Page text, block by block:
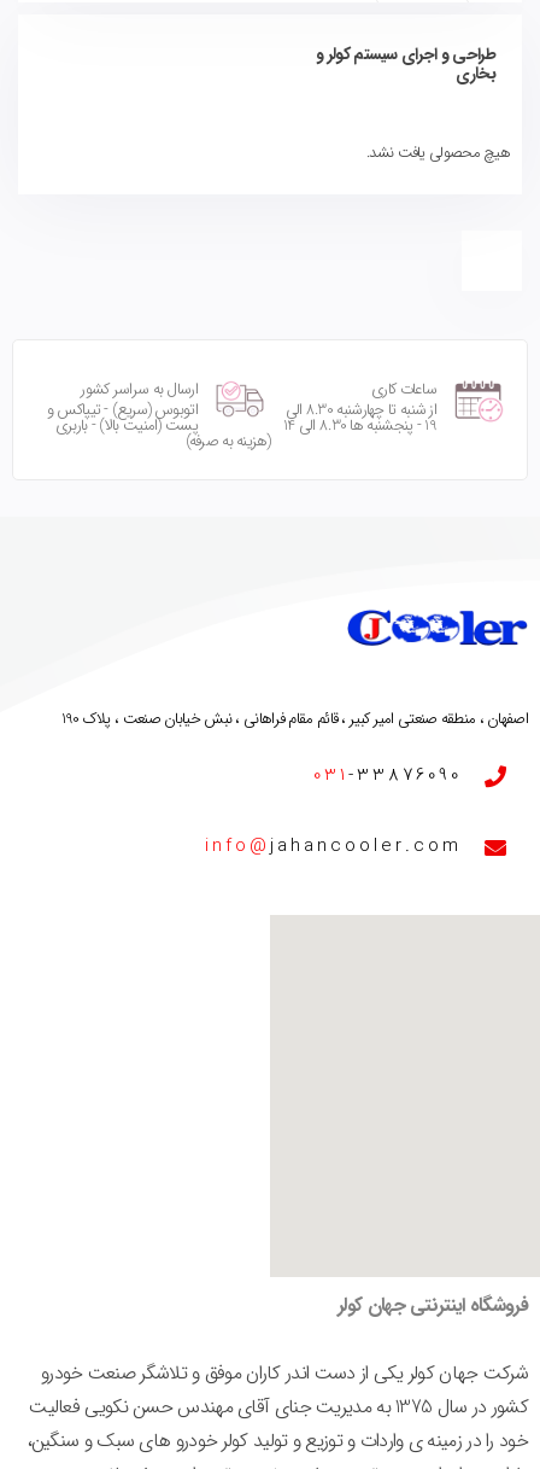
طراحی و اجرای سیستم کولر و
بخاری
هیچ محصولی یافت نشد.
ساعات کاری
از شنبه تا چهارشنبه 8.30 الی
19 - پنجشنبه ها 8.30 الی 14
ارسال به سراسر کشور
اتوبوس (سریع) - تیپاکس و
پست (امنیت بالا) - باربری
(هزینه به صرفه)
اصفهان ، منطقه صنعتی امیر کبیر ، قائم مقام فراهانی ، نبش خیابان صنعت ، پلاک 190
031-33876090
info@jahancooler.com
فروشگاه اینترنتی جهان کولر
شرکت جهان کولر یکی از دست اندر کاران موفق و تلاشگر صنعت خودرو
کشور در سال 1375 به مدیریت جنای آقای مهندس حسن نکویی فعالیت
خود را در زمینه ی واردات و توزیع و تولید کولر خودرو های سبک و سنگین،